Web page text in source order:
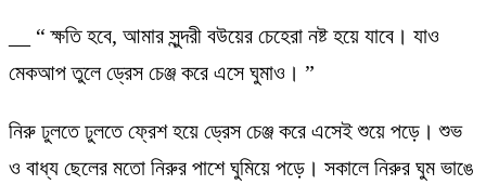
__ “ ক্ষতি হবে, আমার সুন্দরী বউয়ের চেহেরা নষ্ট হয়ে যাবে। যাও
মেকআপ তুলে ড্রেস চেঞ্জ করে এসে ঘুমাও। ”
নিরু ঢুলতে ঢুলতে ফ্রেশ হয়ে ড্রেস চেঞ্জ করে এসেই শুয়ে পড়ে। শুভ
ও বাধ্য ছেলের মতো নিরুর পাশে ঘুমিয়ে পড়ে। সকালে নিরুর ঘুম ভাঙে